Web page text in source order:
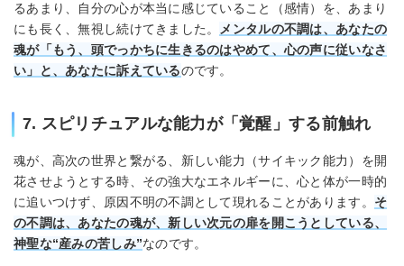
るあまり、自分の心が本当に感じていること（感情）を、あまり
にも長く、無視し続けてきました。 メンタルの不調は、あなたの
魂が「もう、頭でっかちに生きるのはやめて、心の声に従いなさ
い」と、あなたに訴えているのです。
7. スピリチュアルな能力が「覚醒」する前触れ
魂が、高次の世界と繋がる、新しい能力（サイキック能力）を開
花させようとする時、その強大なエネルギーに、心と体が一時的
に追いつけず、原因不明の不調として現れることがあります。 そ
の不調は、あなたの魂が、新しい次元の扉を開こうとしている、
神聖な“産みの苦しみ”なのです。